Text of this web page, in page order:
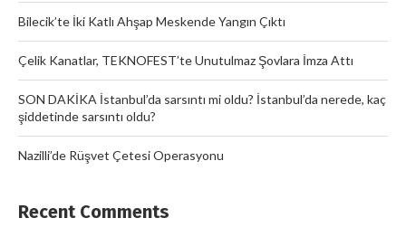
Bilecik’te İki Katlı Ahşap Meskende Yangın Çıktı
Çelik Kanatlar, TEKNOFEST’te Unutulmaz Şovlara İmza Attı
SON DAKİKA İstanbul’da sarsıntı mi oldu? İstanbul’da nerede, kaç
şiddetinde sarsıntı oldu?
Nazilli’de Rüşvet Çetesi Operasyonu
Recent Comments